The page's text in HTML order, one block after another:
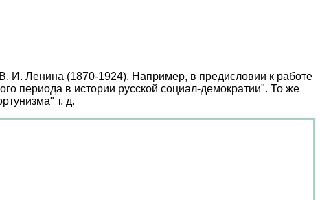
И. Ленина (1870-1924). Например, в предисловии к работе
периода в истории русской социал-демократии". То же
т. д.